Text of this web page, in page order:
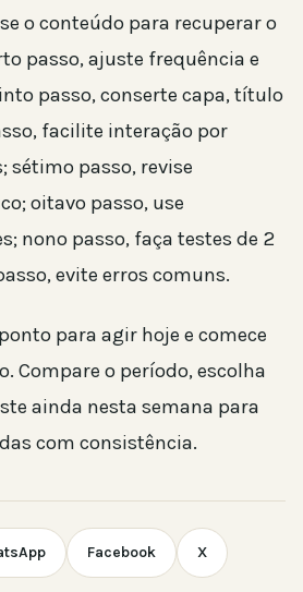
o conteúdo para recuperar o
passo, ajuste frequência e
passo, conserte capa, título
facilite interação por
sétimo passo, revise
oitavo passo, use
nono passo, faça testes de 2
evite erros comuns.
para agir hoje e comece
Compare o período, escolha
ainda nesta semana para
com consistência.
Facebook X